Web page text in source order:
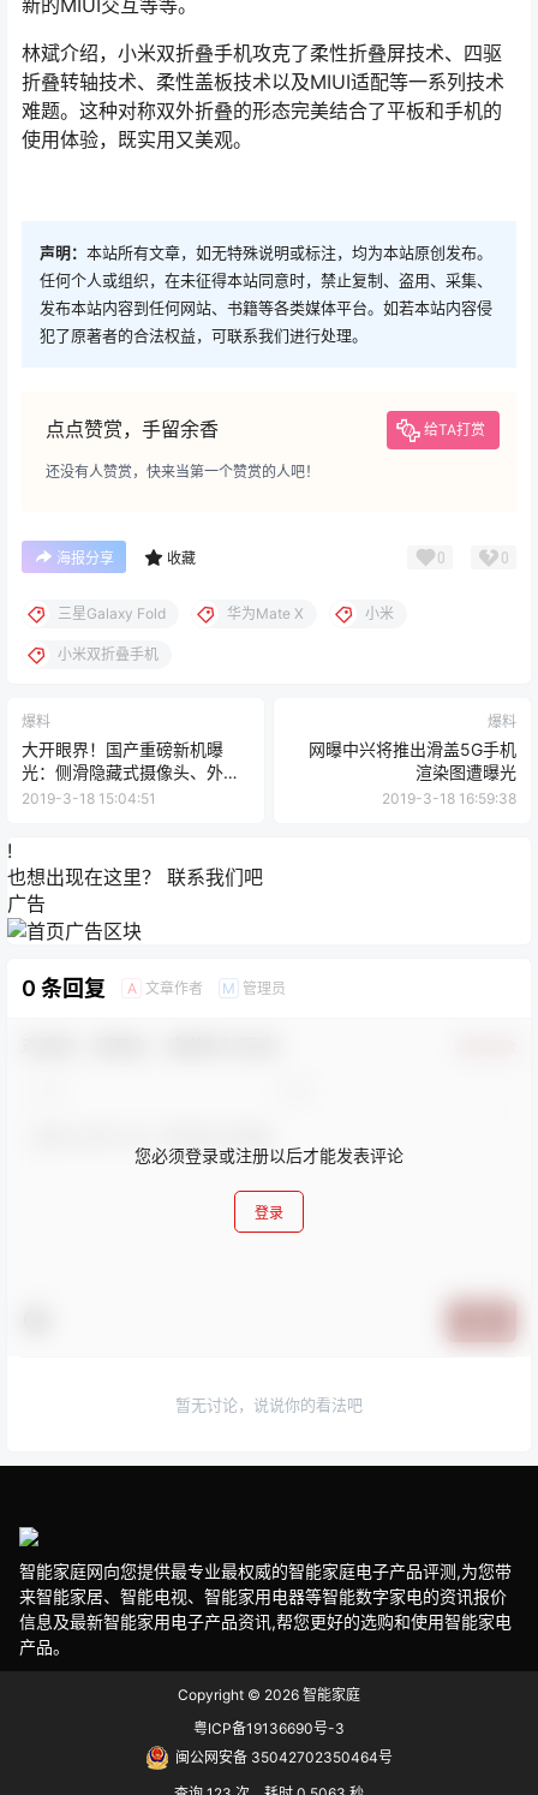
新的MIUI交互等等。
林斌介绍，小米双折叠手机攻克了柔性折叠屏技术、四驱
折叠转轴技术、柔性盖板技术以及MIUI适配等一系列技术
难题。这种对称双外折叠的形态完美结合了平板和手机的
使用体验，既实用又美观。
声明： 本站所有文章，如无特殊说明或标注，均为本站原创发布。
任何个人或组织，在未征得本站同意时，禁止复制、盗用、采集、
发布本站内容到任何网站、书籍等各类媒体平台。如若本站内容侵
犯了原著者的合法权益，可联系我们进行处理。
点点赞赏，手留余香 给TA打赏
还没有人赞赏，快来当第一个赞赏的人吧！
海报分享 收藏 0 0
三星Galaxy Fold 华为Mate X 小米
小米双折叠手机
爆料
大开眼界！国产重磅新机曝
光：侧滑隐藏式摄像头、外翻
异形屏
2019-3-18 15:04:51
爆料
网曝中兴将推出滑盖5G手机
渲染图遭曝光
2019-3-18 16:59:38
!
也想出现在这里？ 联系我们吧
广告
0 条回复 A 文章作者 M 管理员
您必须登录或注册以后才能发表评论
登录
暂无讨论，说说你的看法吧
智能家庭网向您提供最专业最权威的智能家庭电子产品评测,为您带
来智能家居、智能电视、智能家用电器等智能数字家电的资讯报价
信息及最新智能家用电子产品资讯,帮您更好的选购和使用智能家电
产品。
Copyright © 2026 智能家庭
粤ICP备19136690号-3
闽公网安备 35042702350464号